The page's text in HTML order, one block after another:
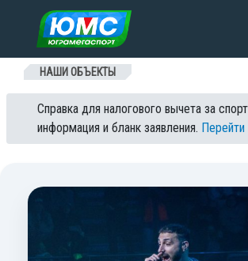
Перейти к содержанию
НАШИ ОБЪЕКТЫ
Справка для налогового вычета за
информация и бланк заявления.